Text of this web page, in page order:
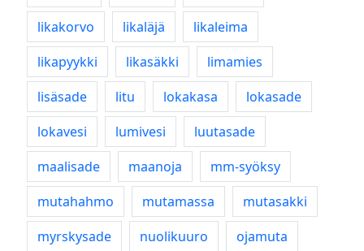
likakorvo
likaläjä
likaleima
likapyykki
likasäkki
limamies
lisäsade
litu lokakasa
lokasade
lokavesi
lumivesi
luutasade
maalisade
maanoja
mm-syöksy
mutahahmo
mutamassa
mutasakki
myrskysade
nuolikuuro
ojamuta